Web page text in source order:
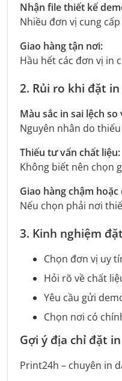
Nhận file thiết kế
Nhiều đơn vị cung
Giao hàng tận nơi:
Hầu hết các đơn vị in
2. Rủi ro khi đặt
Màu sắc in sai lệch
Nguyên nhân do
Thiếu tư vấn chất liệu:
Không biết nên chọn
Giao hàng chậm
Nếu chọn phải nơi
3. Kinh nghiệm
Chọn đơn vị uy
Hỏi rõ về chất
Yêu cầu gửi
Chọn nơi có
Gợi ý địa chỉ đặt
Print24h – chuyên in